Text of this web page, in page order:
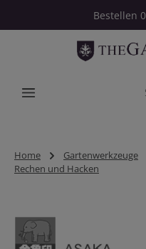
Zum HauptinhaltBestellen
Home Gartenwerkzeuge
Rechen und Hacken